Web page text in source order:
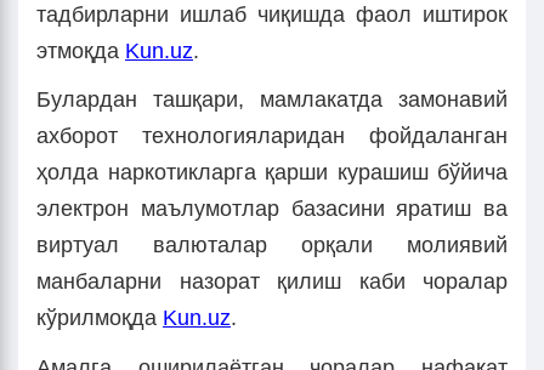
тадбирларни ишлаб чиқишда фаол иштирок
этмоқда Kun.uz.
Булардан ташқари, мамлакатда замонавий
ахборот технологияларидан фойдаланган
ҳолда наркотикларга қарши курашиш бўйича
электрон маълумотлар базасини яратиш ва
виртуал валюталар орқали молиявий
манбаларни назорат қилиш каби чоралар
кўрилмоқда Kun.uz.